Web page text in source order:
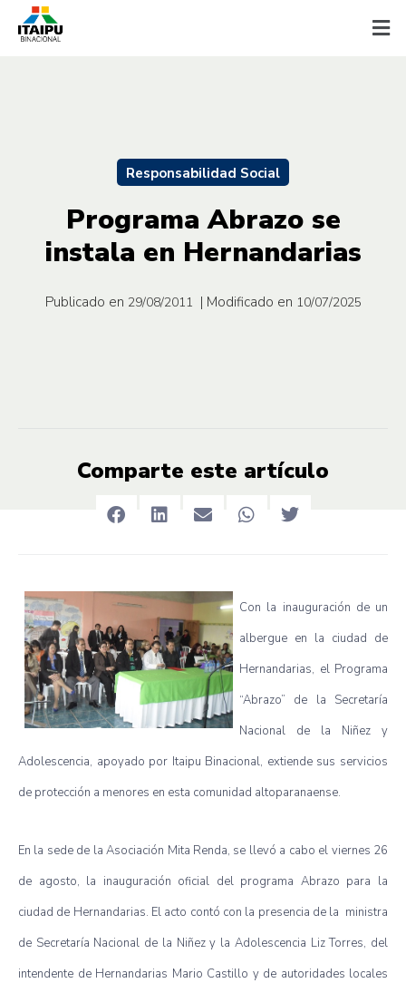
Responsabilidad Social
Programa Abrazo se
instala en Hernandarias
Publicado en 29/08/2011 | Modificado en 10/07/2025
Comparte este artículo
Con la inauguración de un
albergue en la ciudad de
Hernandarias, el Programa
“Abrazo” de la Secretaría
Nacional de la Niñez y
Adolescencia, apoyado por Itaipu Binacional, extiende sus servicios
de protección a menores en esta comunidad altoparanaense.
En la sede de la Asociación Mita Renda, se llevó a cabo el viernes 26
de agosto, la inauguración oficial del programa Abrazo para la
ciudad de Hernandarias. El acto contó con la presencia de la ministra
de Secretaría Nacional de la Niñez y la Adolescencia Liz Torres, del
intendente de Hernandarias Mario Castillo y de autoridades locales